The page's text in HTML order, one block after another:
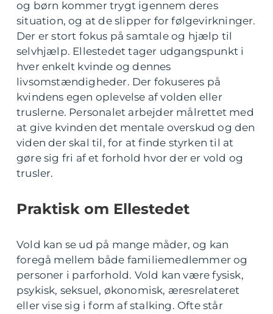
og børn kommer trygt igennem deres
situation, og at de slipper for følgevirkninger.
Der er stort fokus på samtale og hjælp til
selvhjælp. Ellestedet tager udgangspunkt i
hver enkelt kvinde og dennes
livsomstændigheder. Der fokuseres på
kvindens egen oplevelse af volden eller
truslerne. Personalet arbejder målrettet med
at give kvinden det mentale overskud og den
viden der skal til, for at finde styrken til at
gøre sig fri af et forhold hvor der er vold og
trusler.
Praktisk om Ellestedet
Vold kan se ud på mange måder, og kan
foregå mellem både familiemedlemmer og
personer i parforhold. Vold kan være fysisk,
psykisk, seksuel, økonomisk, æresrelateret
eller vise sig i form af stalking. Ofte står